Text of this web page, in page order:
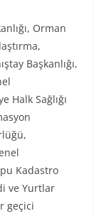
Orman
Başkanlığı,
Halk Sağlığı
Kadastro
ve Yurtlar
geçici